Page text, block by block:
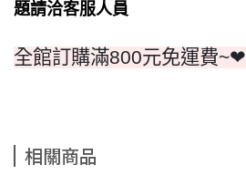
題請洽客服人員
全館訂購滿800元免運費~❤
相關商品